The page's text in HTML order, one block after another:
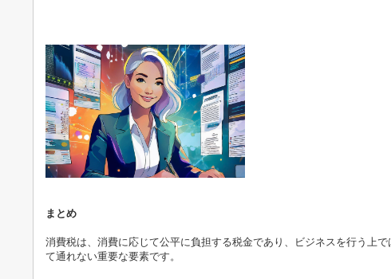
まとめ
消費税は、消費に応じて公平に負担する税金であり、ビジネスを行う上で
て通れない重要な要素です。